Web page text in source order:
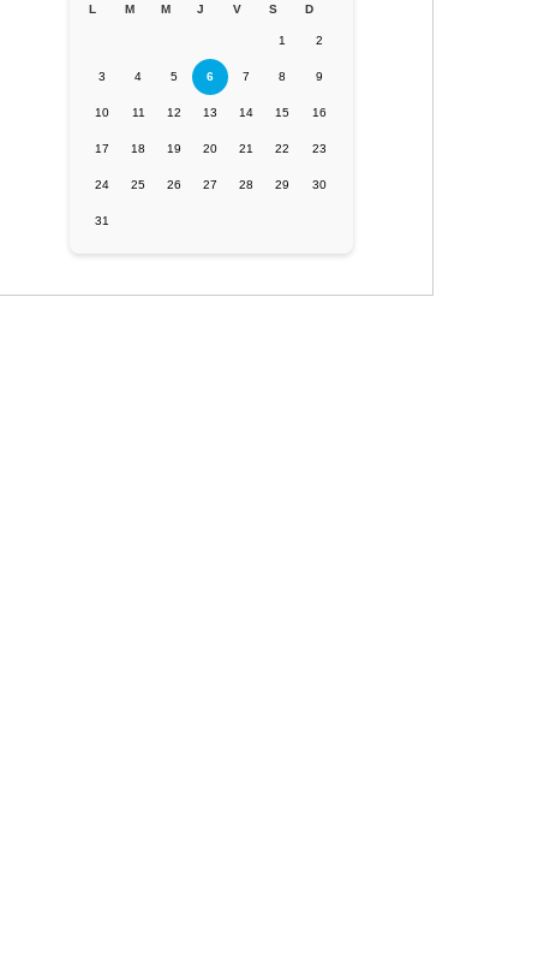
L M M J V S D
1 2
3 4 5 6 7 8 9
10 11 12 13 14 15 16
17 18 19 20 21 22 23
24 25 26 27 28 29 30
31